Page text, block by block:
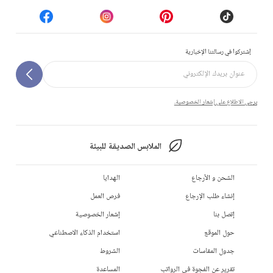
إشتركوا في رسالتنا الإخبارية
يرجى الاطلاع على إشعار الخصوصية.
الملابس الصديقة للبيئة
الشحن و الأرجاع
إنشاء طلب الإرجاع
إتصل بنا
حول الموقع
جدول المقاسات
تقرير عن الفجوة في الرواتب
الهدايا
فرص العمل
إشعار الخصوصية
استخدام الذكاء الاصطناعي
الشروط
المساعدة